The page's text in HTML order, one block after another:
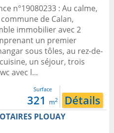
n°19080233 : Au calme,
de Calan,
immobilier avec 2
un premier
sous tôles, au rez-de-
un séjour, trois
avec l...
Surface
321 m2 Détails
PLOUAY